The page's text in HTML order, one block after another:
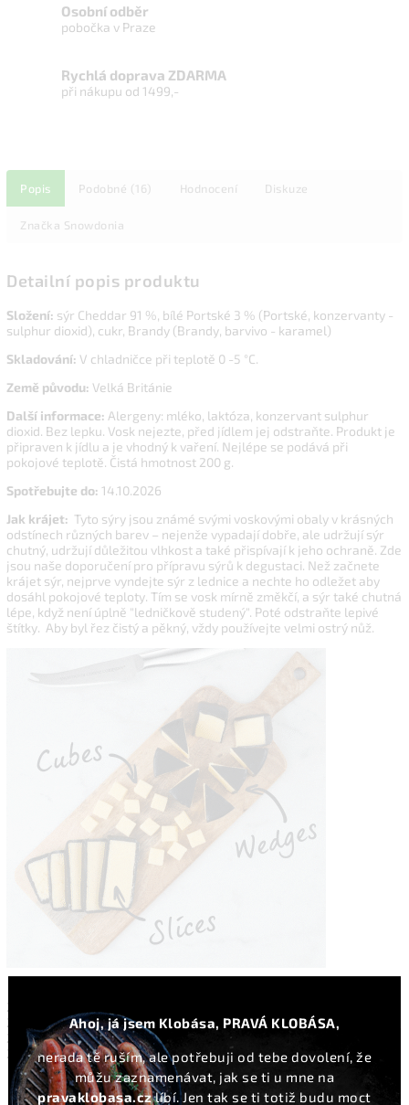
Ahoj, já jsem Klobása, PRAVÁ KLOBÁSA,
nerada tě ruším, ale potřebuji od tebe dovolení, že
můžu zaznamenávat, jak se ti u mne na
pravaklobasa.czlíbí. Jen tak se ti totiž budu moct
Osobní odběr
pobočka v Praze
Rychlá doprava ZDARMA
při nákupu od 1499,-
Popis Podobné (16) Hodnocení Diskuze
Značka Snowdonia
Detailní popis produktu
Složení: sýr Cheddar 91 %, bílé Portské 3 % (Portské, konzervanty -
sulphur dioxid), cukr, Brandy (Brandy, barvivo - karamel)
Skladování: V chladničce při teplotě 0 -5 °C.
Země původu: Velká Británie
Další informace: Alergeny: mléko, laktóza, konzervant sulphur
dioxid. Bez lepku. Vosk nejezte, před jídlem jej odstraňte. Produkt je
připraven k jídlu a je vhodný k vaření. Nejlépe se podává při
pokojové teplotě. Čistá hmotnost 200 g.
Spotřebujte do: 14.10.2026
Jak krájet: Tyto sýry jsou známé svými voskovými obaly v krásných
odstínech různých barev – nejenže vypadají dobře, ale udržují sýr
chutný, udržují důležitou vlhkost a také přispívají k jeho ochraně. Zde
jsou naše doporučení pro přípravu sýrů k degustaci. Než začnete
krájet sýr, nejprve vyndejte sýr z lednice a nechte ho odležet aby
dosáhl pokojové teploty. Tím se vosk mírně změkčí, a sýr také chutná
lépe, když není úplně "ledničkově studený". Poté odstraňte lepivé
štítky. Aby byl řez čistý a pěkný, vždy používejte velmi ostrý nůž.
2014 - stříbrnou medailí na World Cheese Awards
2015 - první místo na Bakewell Show
2015 - bronzovou medailí na Global Cheese Awards Frome
2016 - zlatou medailí na British Cheese Awards